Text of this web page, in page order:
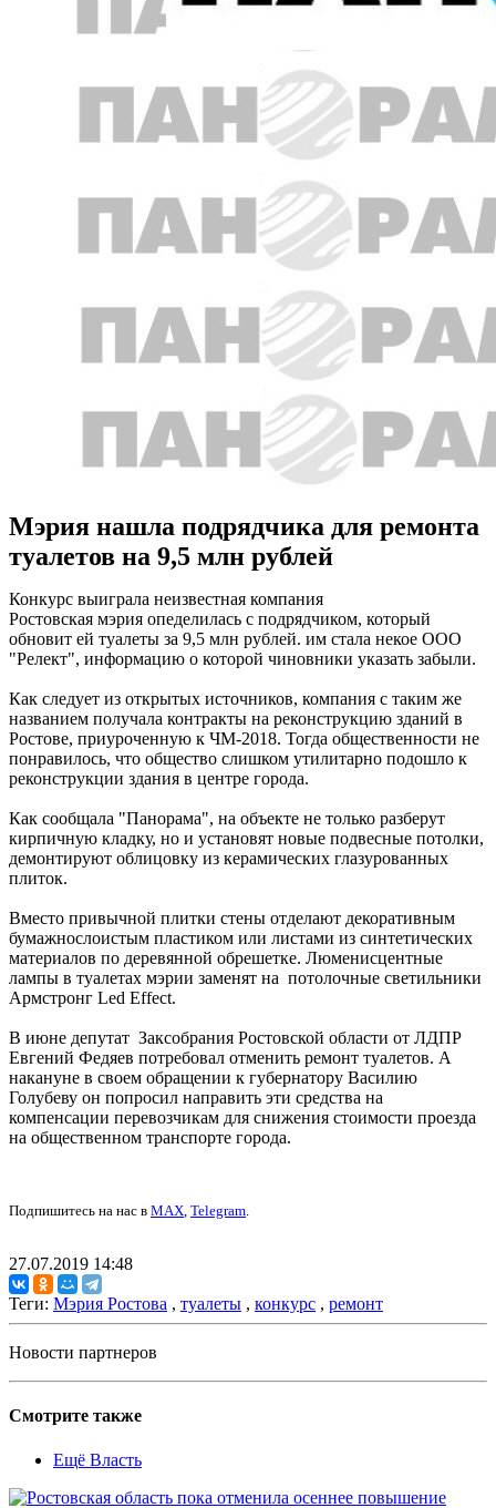
Мэрия нашла подрядчика для ремонта
туалетов на 9,5 млн рублей
Конкурс выиграла неизвестная компания
Ростовская мэрия опеделилась с подрядчиком, который
обновит ей туалеты за 9,5 млн рублей. им стала некое ООО
"Релект", информацию о которой чиновники указать забыли.
Как следует из открытых источников, компания с таким же
названием получала контракты на реконструкцию зданий в
Ростове, приуроченную к ЧМ-2018. Тогда общественности не
понравилось, что общество слишком утилитарно подошло к
реконструкции здания в центре города.
Как сообщала "Панорама", на объекте не только разберут
кирпичную кладку, но и установят новые подвесные потолки,
демонтируют облицовку из керамических глазурованных
плиток.
Вместо привычной плитки стены отделают декоративным
бумажнослоистым пластиком или листами из синтетических
материалов по деревянной обрешетке. Люменисцентные
лампы в туалетах мэрии заменят на потолочные светильники
Армстронг Led Effect.
В июне депутат Заксобрания Ростовской области от ЛДПР
Евгений Федяев потребовал отменить ремонт туалетов. А
накануне в своем обращении к губернатору Василию
Голубеву он попросил направить эти средства на
компенсации перевозчикам для снижения стоимости проезда
на общественном транспорте города.
Подпишитесь на нас в MAX, Telegram.
27.07.2019 14:48
Теги: Мэрия Ростова , туалеты , конкурс , ремонт
Новости партнеров
Смотрите также
Ещё Власть